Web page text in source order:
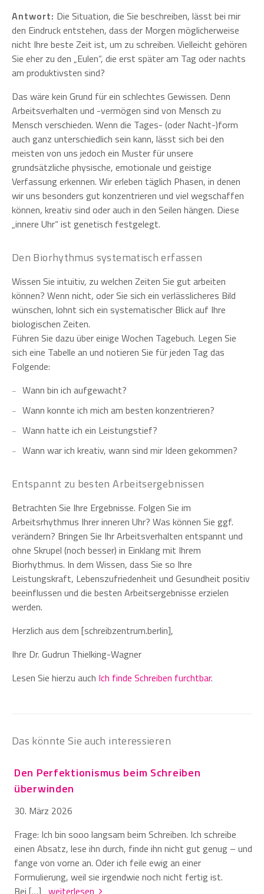
Antwort: Die Situation, die Sie beschreiben, lässt bei mir
den Eindruck entstehen, dass der Morgen möglicherweise
nicht Ihre beste Zeit ist, um zu schreiben. Vielleicht gehören
Sie eher zu den „Eulen“, die erst später am Tag oder nachts
am produktivsten sind?
Das wäre kein Grund für ein schlechtes Gewissen. Denn
Arbeitsverhalten und -vermögen sind von Mensch zu
Mensch verschieden. Wenn die Tages- (oder Nacht-)form
auch ganz unterschiedlich sein kann, lässt sich bei den
meisten von uns jedoch ein Muster für unsere
grundsätzliche physische, emotionale und geistige
Verfassung erkennen. Wir erleben täglich Phasen, in denen
wir uns besonders gut konzentrieren und viel wegschaffen
können, kreativ sind oder auch in den Seilen hängen. Diese
„innere Uhr“ ist genetisch festgelegt.
Den Biorhythmus systematisch erfassen
Wissen Sie intuitiv, zu welchen Zeiten Sie gut arbeiten
können? Wenn nicht, oder Sie sich ein verlässlicheres Bild
wünschen, lohnt sich ein systematischer Blick auf Ihre
biologischen Zeiten.
Führen Sie dazu über einige Wochen Tagebuch. Legen Sie
sich eine Tabelle an und notieren Sie für jeden Tag das
Folgende:
Wann bin ich aufgewacht?
Wann konnte ich mich am besten konzentrieren?
Wann hatte ich ein Leistungstief?
Wann war ich kreativ, wann sind mir Ideen gekommen?
Entspannt zu besten Arbeitsergebnissen
Betrachten Sie Ihre Ergebnisse. Folgen Sie im
Arbeitsrhythmus Ihrer inneren Uhr? Was können Sie ggf.
verändern? Bringen Sie Ihr Arbeitsverhalten entspannt und
ohne Skrupel (noch besser) in Einklang mit Ihrem
Biorhythmus. In dem Wissen, dass Sie so Ihre
Leistungskraft, Lebenszufriedenheit und Gesundheit positiv
beeinflussen und die besten Arbeitsergebnisse erzielen
werden.
Herzlich aus dem [schreibzentrum.berlin],
Ihre Dr. Gudrun Thielking-Wagner
Lesen Sie hierzu auch Ich finde Schreiben furchtbar.
Das könnte Sie auch interessieren
Den Perfektionismus beim Schreiben
überwinden
30. März 2026
Frage: Ich bin sooo langsam beim Schreiben. Ich schreibe
einen Absatz, lese ihn durch, finde ihn nicht gut genug – und
fange von vorne an. Oder ich feile ewig an einer
Formulierung, weil sie irgendwie noch nicht fertig ist.
Bei […] weiterlesen